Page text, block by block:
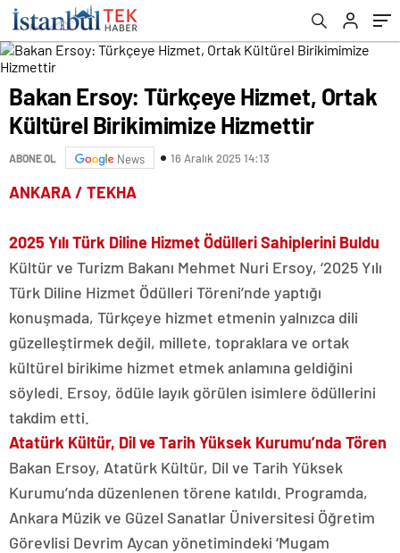
Bakan Ersoy: Türkçeye Hizmet, Ortak
Kültürel Birikimimize Hizmettir
ABONE OL News 16 Aralık 2025 14:13
ANKARA / TEKHA
2025 Yılı Türk Diline Hizmet Ödülleri Sahiplerini Buldu
Kültür ve Turizm Bakanı Mehmet Nuri Ersoy, ‘2025 Yılı
Türk Diline Hizmet Ödülleri Töreni’nde yaptığı
konuşmada, Türkçeye hizmet etmenin yalnızca dili
güzelleştirmek değil, millete, topraklara ve ortak
kültürel birikime hizmet etmek anlamına geldiğini
söyledi. Ersoy, ödüle layık görülen isimlere ödüllerini
takdim etti.
Atatürk Kültür, Dil ve Tarih Yüksek Kurumu’nda Tören
Bakan Ersoy, Atatürk Kültür, Dil ve Tarih Yüksek
Kurumu’nda düzenlenen törene katıldı. Programda,
Ankara Müzik ve Güzel Sanatlar Üniversitesi Öğretim
Görevlisi Devrim Aycan yönetimindeki ‘Mugam